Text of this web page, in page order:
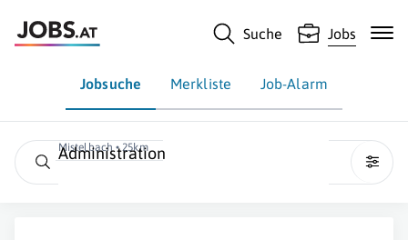
Suche Jobs
Jobsuche Merkliste Job-Alarm
Mistelbach • 25km
Administration